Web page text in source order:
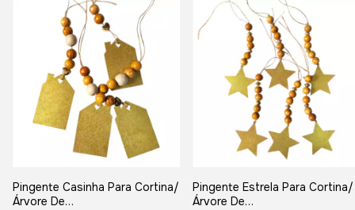
Pingente Casinha Para Cortina/
Árvore De
Pingente Estrela Para Cortina/
Árvore De